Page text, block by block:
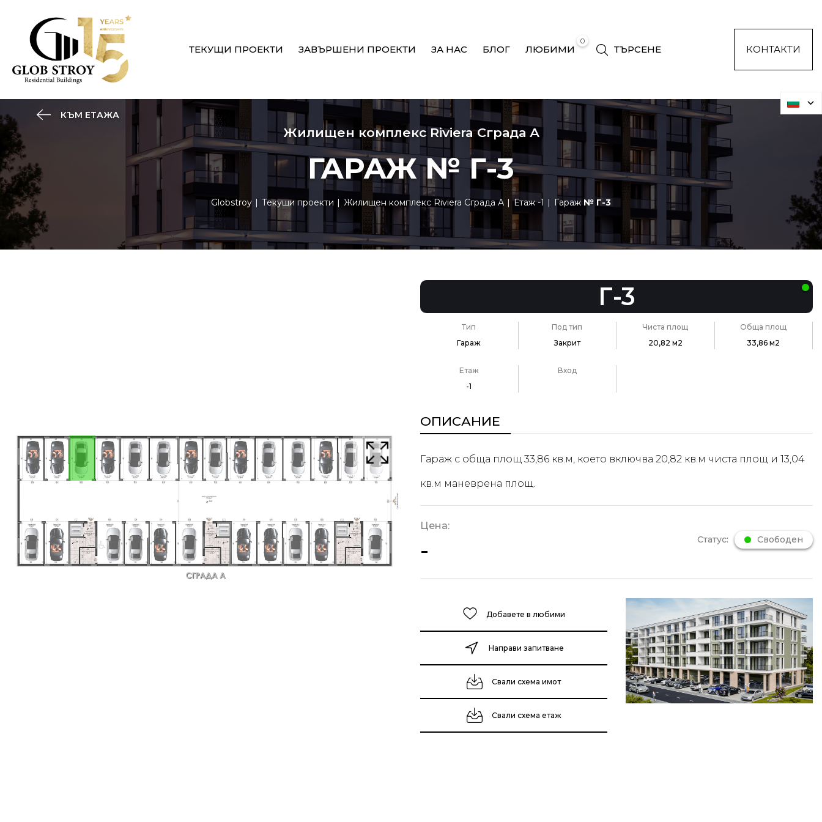
ТЕКУЩИ ПРОЕКТИ ЗАВЪРШЕНИ ПРОЕКТИ ЗА НАС БЛОГ
0
ЛЮБИМИ ТЪРСЕНЕ КОНТАКТИ
КЪМ ЕТАЖА
Жилищен комплекс Riviera Сграда А
ГАРАЖ № Г-3
Globstroy Текущи проекти Жилищен комплекс Riviera Сграда А Етаж -1 Гараж № Г-3
Г-3
Тип
Гараж
Под тип
Закрит
Чиста площ
20,82 м2
Обща площ
33,86 м2
Етаж
-1
Вход
ОПИСАНИЕ
Гараж с обща площ 33,86 кв.м, което включва 20,82 кв.м чиста площ и 13,04
кв.м маневрена площ.
Цена:
- Статус: Свободен
Добавете в любими
Направи запитване
Свали схема имот
Свали схема етаж